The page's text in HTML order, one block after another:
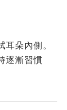
朵內側。
逐漸習慣